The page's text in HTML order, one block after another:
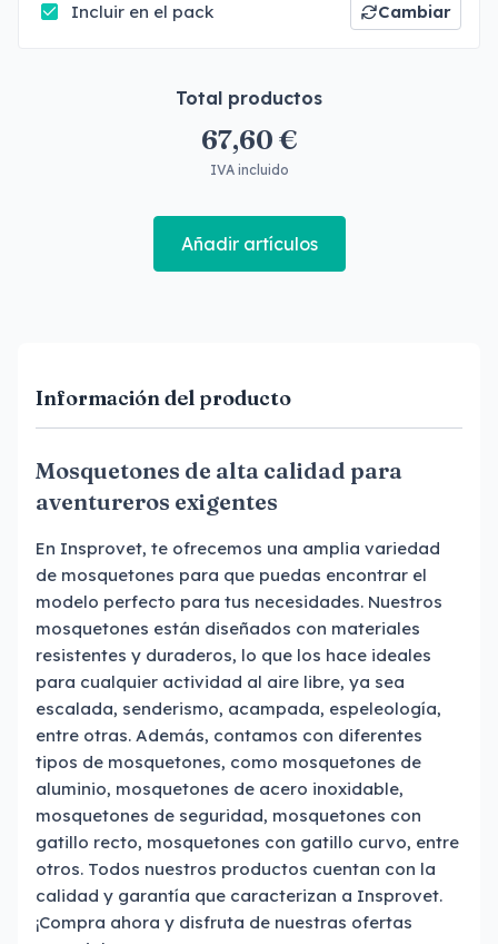
Incluir en el pack Cambiar
Total productos
67,60 €
IVA incluido
Añadir artículos
Información del producto
Mosquetones de alta calidad para
aventureros exigentes
En Insprovet, te ofrecemos una amplia variedad
de mosquetones para que puedas encontrar el
modelo perfecto para tus necesidades. Nuestros
mosquetones están diseñados con materiales
resistentes y duraderos, lo que los hace ideales
para cualquier actividad al aire libre, ya sea
escalada, senderismo, acampada, espeleología,
entre otras. Además, contamos con diferentes
tipos de mosquetones, como mosquetones de
aluminio, mosquetones de acero inoxidable,
mosquetones de seguridad, mosquetones con
gatillo recto, mosquetones con gatillo curvo, entre
otros. Todos nuestros productos cuentan con la
calidad y garantía que caracterizan a Insprovet.
¡Compra ahora y disfruta de nuestras ofertas